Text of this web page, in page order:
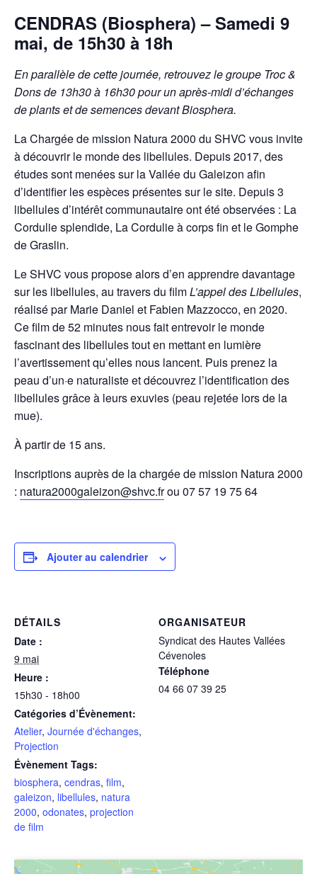
CENDRAS (Biosphera) – Samedi 9
mai, de 15h30 à 18h
En parallèle de cette journée, retrouvez le groupe Troc &
Dons de 13h30 à 16h30 pour un après-midi d’échanges
de plants et de semences devant Biosphera.
La Chargée de mission Natura 2000 du SHVC vous invite
à découvrir le monde des libellules. Depuis 2017, des
études sont menées sur la Vallée du Galeizon afin
d’identifier les espèces présentes sur le site. Depuis 3
libellules d’intérêt communautaire ont été observées : La
Cordulie splendide, La Cordulie à corps fin et le Gomphe
de Graslin.
Le SHVC vous propose alors d’en apprendre davantage
sur les libellules, au travers du filmL’appel des Libellules,
réalisé par Marie Daniel et Fabien Mazzocco, en 2020.
Ce film de 52 minutes nous fait entrevoir le monde
fascinant des libellules tout en mettant en lumière
l’avertissement qu’elles nous lancent. Puis prenez la
peau d’un·e naturaliste et découvrez l’identification des
libellules grâce à leurs exuvies (peau rejetée lors de la
mue).
À partir de 15 ans.
Inscriptions auprès de la chargée de mission Natura 2000
: natura2000galeizon@shvc.frou 07 57 19 75 64
Ajouter au calendrier
DÉTAILS
Date :
9 mai
Heure :
15h30 - 18h00
Catégories d’Évènement:
Atelier, Journée d'échanges,
Projection
Évènement Tags:
biosphera, cendras, film,
galeizon, libellules, natura
2000, odonates, projection
de film
ORGANISATEUR
Syndicat des Hautes Vallées
Cévenoles
Téléphone
04 66 07 39 25